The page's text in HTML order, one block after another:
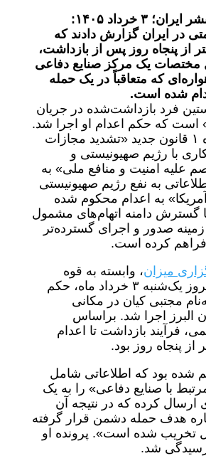
سازمان حقوق بشر ایران؛ ۳ خرداد ۱۴۰۵:
در ایران گزارش دادند که
از پنجاه روز پس از بازداشت،
مختصات یک مرکز صنایع دفاعی
که متعاقباً در یک حمله
شده است.
فرد بازداشت‌شده در جریان
روزه» است که حکم اعدام او اجرا شد.
او براساس ماده ۱ قانون جدید «تشدید مجازات
با رژیم صهیونیستی و
علیه امنیت و منافع ملی» به
به نفع رژیم صهیونیستی
به اعدام محکوم شده
گسترش دامنه اتهام‌های مشمول
صدور و اجرای گسترده‌تر
فراهم کرده است.
میزان، وابسته به قوه
قضاییه، صبح امروز یک‌شنبه ۳ خرداد ماه، حکم
مجتبی کیان در مکانی
البرز اجرا شد. براساس
فرآیند بازداشت تا اعدام
از پنجاه روز بود.
شده بود که اطلاعاتی شامل
با صنایع دفاعی» را به یک
ارسال کرده که در نتیجه آن
هدف حمله دشمن قرار گرفته
تخریب شده است». پرونده او
رسیدگی شد.